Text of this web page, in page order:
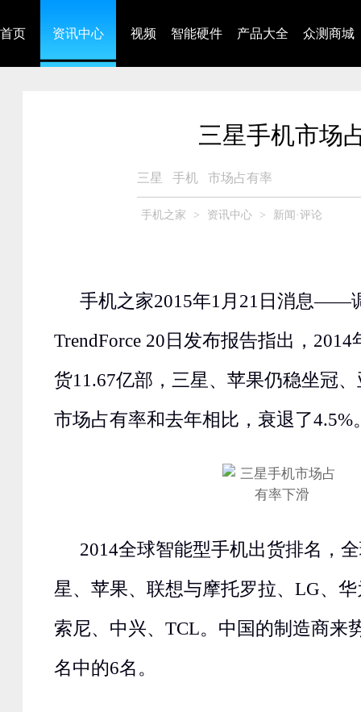
首页 资讯中心 视频 智能硬件 产品大全 众测商城
三星手机市场
三星 手机 市场占有率
手机之家 > 资讯中心 > 新闻·评论
手机之家2015年1月21日消息——
TrendForce 20日发布报告指出，
货11.67亿部，三星、苹果仍稳坐冠
市场占有率和去年相比，衰退了4.5%
2014全球智能型手机出货排名，
星、苹果、联想与摩托罗拉、LG、
索尼、中兴、TCL。中国的制造商来
名中的6名。